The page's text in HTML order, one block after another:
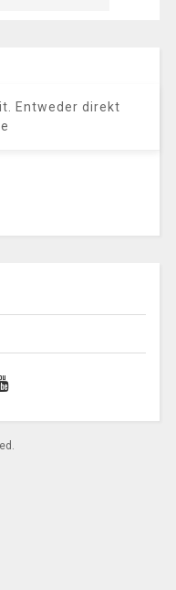
Entweder direkt